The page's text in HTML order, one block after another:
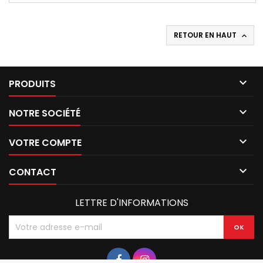
RETOUR EN HAUT 
PRODUITS 
NOTRE SOCIÉTÉ 
VOTRE COMPTE 
CONTACT 
LETTRE D'INFORMATIONS